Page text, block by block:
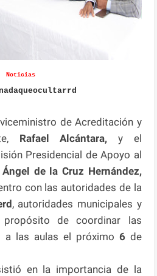
Noticias
de Acreditación y
Rafael Alcántara, y el
Presidencial de Apoyo al
Ángel de la Cruz Hernández,
con las autoridades de la
, autoridades municipales y
propósito de coordinar las
a las aulas el próximo 6 de
en la importancia de la